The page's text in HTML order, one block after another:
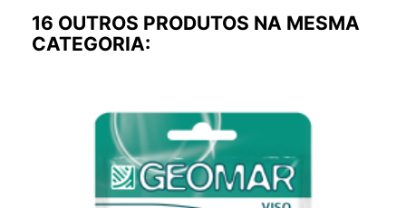
16 OUTROS PRODUTOS NA MESMA
CATEGORIA: